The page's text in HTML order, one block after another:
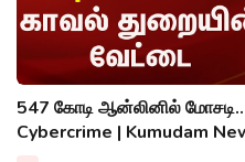
547 கோடி ஆன்லினில்
Cybercrime | Kumudam